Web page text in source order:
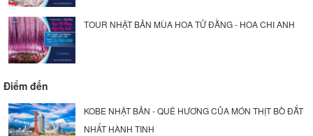
TOUR NHẬT BẢN MÙA HOA TỬ ĐẰNG - HOA CHI ANH
Điểm đến
KOBE NHẬT BẢN - QUÊ HƯƠNG CỦA MÓN THỊT BÒ ĐẮT
NHẤT HÀNH TINH